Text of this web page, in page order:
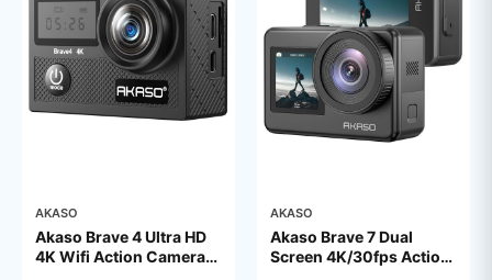
AKASO
Akaso Brave 4 Ultra HD
4K Wifi Action Camera
AKASO
Akaso Brave 7 Dual
Screen 4K/30fps Action